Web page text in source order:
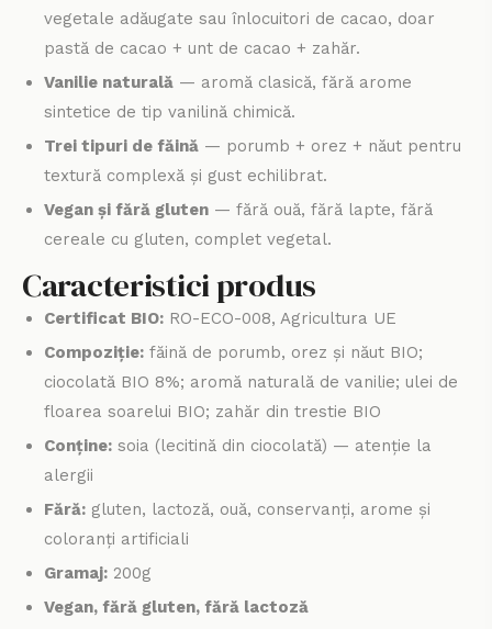
vegetale adăugate sau înlocuitori de cacao, doar
pastă de cacao + unt de cacao + zahăr.
Vanilie naturală — aromă clasică, fără arome
sintetice de tip vanilină chimică.
Trei tipuri de făină — porumb + orez + năut pentru
textură complexă și gust echilibrat.
Vegan și fără gluten — fără ouă, fără lapte, fără
cereale cu gluten, complet vegetal.
Caracteristici produs
Certificat BIO: RO-ECO-008, Agricultura UE
Compoziție: făină de porumb, orez și năut BIO;
ciocolată BIO 8%; aromă naturală de vanilie; ulei de
floarea soarelui BIO; zahăr din trestie BIO
Conține: soia (lecitină din ciocolată) — atenție la
alergii
Fără: gluten, lactoză, ouă, conservanți, arome și
coloranți artificiali
Gramaj: 200g
Vegan, fără gluten, fără lactoză